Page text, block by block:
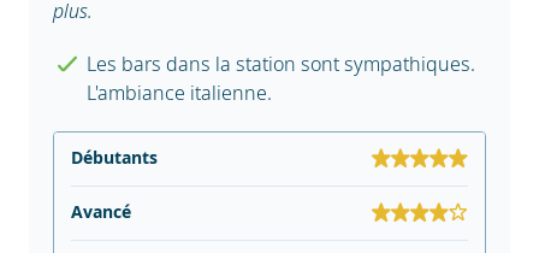
plus.
Les bars dans la station sont sympathiques.
L'ambiance italienne.
Débutants
Avancé